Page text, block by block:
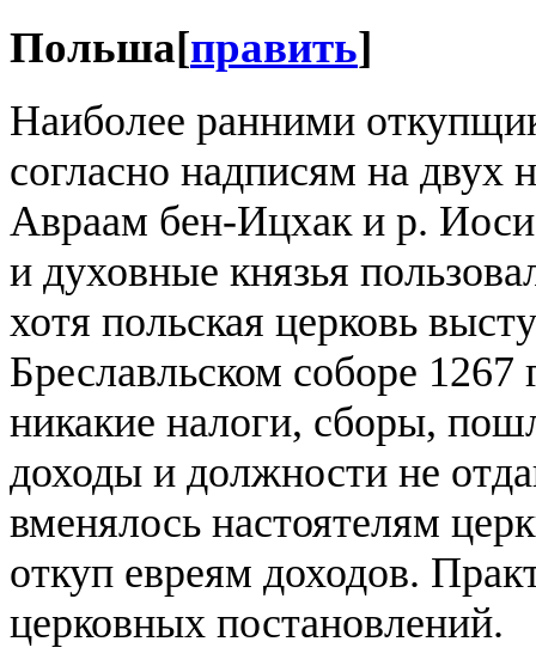
Польша[править]
Наиболее ранними
согласно надписям на двух
Авраам бен-Ицхак и р.
и духовные князья
хотя польская церковь
Бреславльском соборе
никакие налоги, сборы,
доходы и должности не
вменялось настоятелям
откуп евреям доходов.
церковных постановлений.